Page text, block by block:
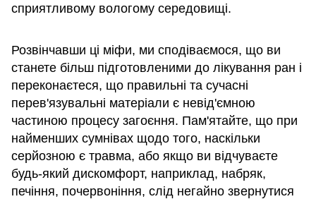
сприятливому вологому середовищі.
Розвінчавши ці міфи, ми сподіваємося, що ви
станете більш підготовленими до лікування ран і
переконаєтеся, що правильні та сучасні
перев'язувальні матеріали є невід'ємною
частиною процесу загоєння. Пам'ятайте, що при
найменших сумнівах щодо того, наскільки
серйозною є травма, або якщо ви відчуваєте
будь-який дискомфорт, наприклад, набряк,
печіння, почервоніння, слід негайно звернутися